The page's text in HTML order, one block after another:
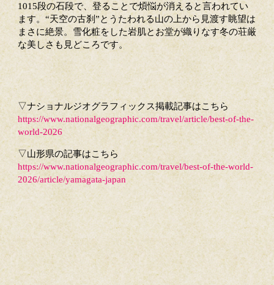
1015段の石段で、登ることで煩悩が消えると言われてい
ます。“天空の古刹”とうたわれる山の上から見渡す眺望は
まさに絶景。雪化粧をした岩肌とお堂が織りなす冬の荘厳
な美しさも見どころです。
▽ナショナルジオグラフィックス掲載記事はこちら
https://www.nationalgeographic.com/travel/article/best-of-the-
world-2026
▽山形県の記事はこちら
https://www.nationalgeographic.com/travel/best-of-the-world-
2026/article/yamagata-japan